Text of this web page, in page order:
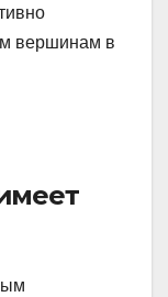
вершинам в